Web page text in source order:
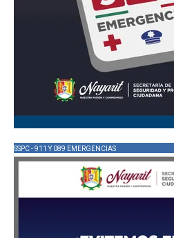
SSPC - 911 Y 089 EMERGENCIAS